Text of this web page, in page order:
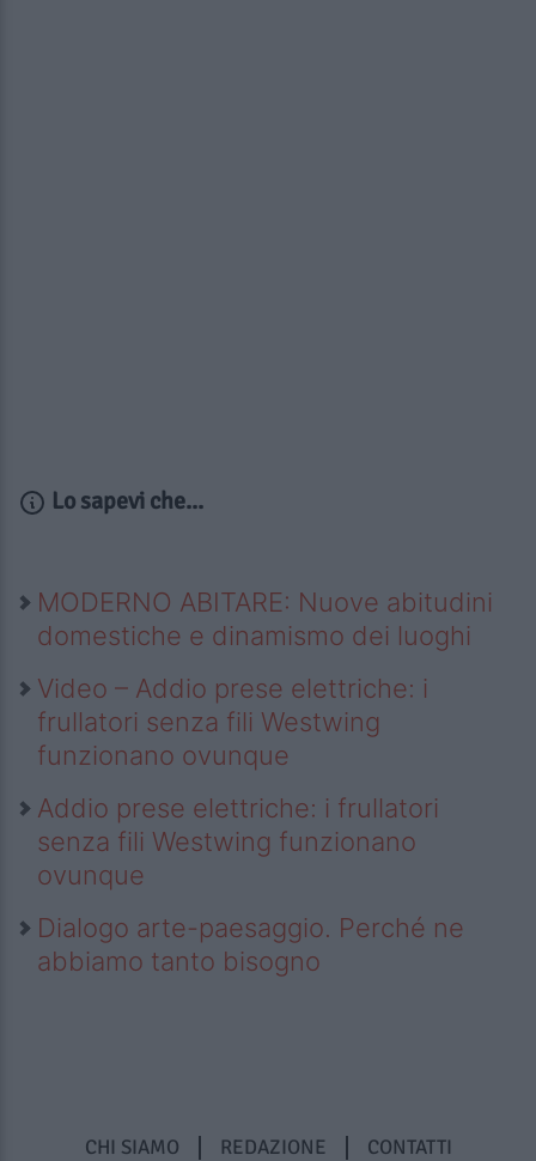
Lo sapevi che...
MODERNO ABITARE: Nuove abitudini
domestiche e dinamismo dei luoghi
Video – Addio prese elettriche: i
frullatori senza fili Westwing
funzionano ovunque
Addio prese elettriche: i frullatori
senza fili Westwing funzionano
ovunque
Dialogo arte-paesaggio. Perché ne
abbiamo tanto bisogno
CHI SIAMO REDAZIONE CONTATTI